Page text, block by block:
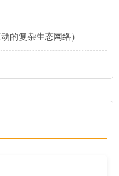
的复杂生态网络）